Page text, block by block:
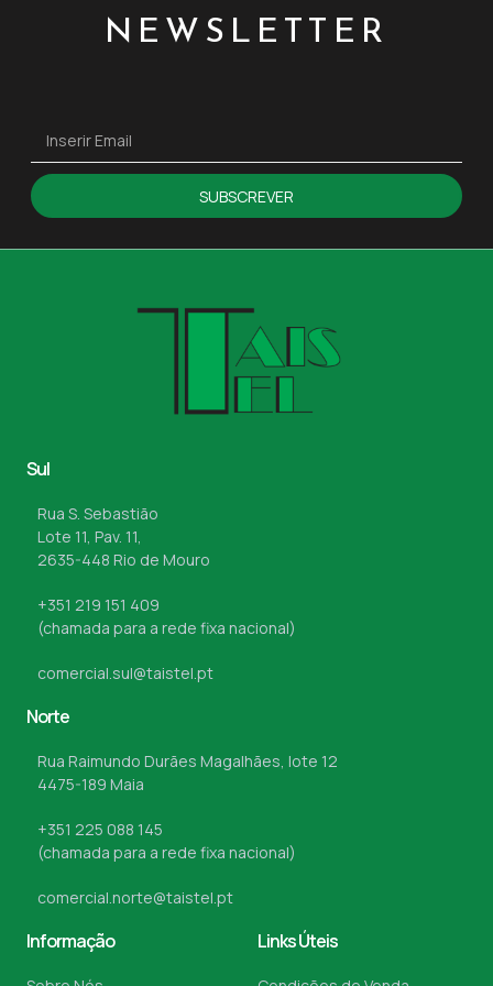
NEWSLETTER
SUBSCREVER
Sul
Rua S. Sebastião
Lote 11, Pav. 11,
2635-448 Rio de Mouro
+351 219 151 409
(chamada para a rede fixa nacional)
comercial.sul@taistel.pt
Norte
Rua Raimundo Durães Magalhães, lote 12
4475-189 Maia
+351 225 088 145
(chamada para a rede fixa nacional)
comercial.norte@taistel.pt
Informação Links Úteis